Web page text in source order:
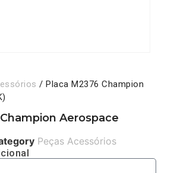
/ Placa M2376 Champion
Aerospace
Peças Acessórios